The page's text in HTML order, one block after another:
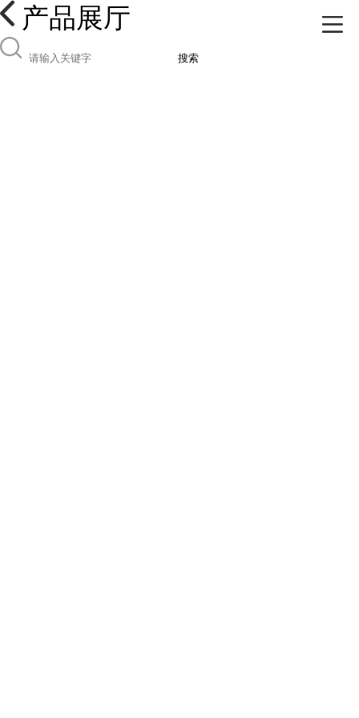
产品展厅
搜索